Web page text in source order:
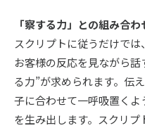
「察する力」との組み合わ
スクリプトに従うだけでは
お客様の反応を見ながら
る力”が求められます。伝
子に合わせて一呼吸置く
を生み出します。スクリ